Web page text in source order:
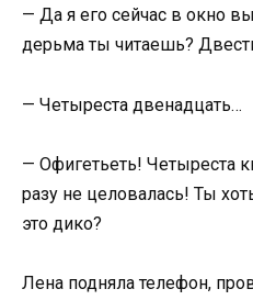
— Да я его сейчас в окно
дерьма ты читаешь?
— Четыреста двенадцать…
— Офигетьеть! Четыреста
разу не целовалась! Ты
это дико?
Лена подняла телефон,